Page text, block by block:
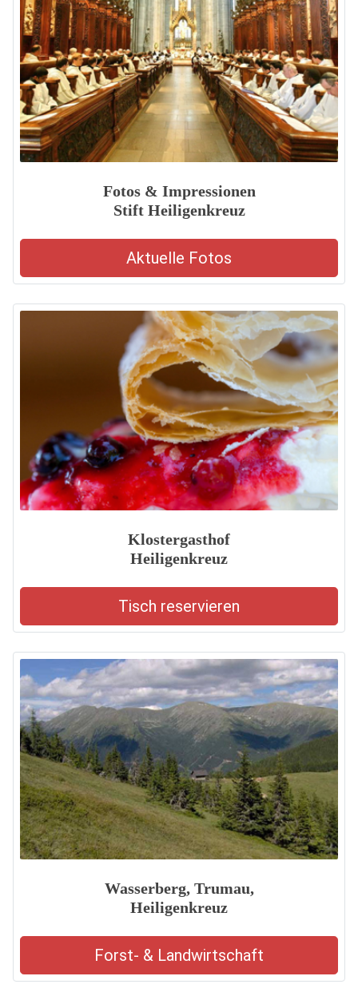
Fotos & Impressionen
Stift Heiligenkreuz
Aktuelle Fotos
Klostergasthof
Heiligenkreuz
Tisch reservieren
Wasserberg, Trumau,
Heiligenkreuz
Forst- & Landwirtschaft